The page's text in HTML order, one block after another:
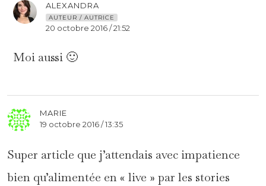
ALEXANDRA
AUTEUR / AUTRICE
20 octobre 2016 / 21:52
Moi aussi 🙂
MARIE
19 octobre 2016 / 13:35
Super article que j’attendais avec impatience
bien qu’alimentée en « live » par les stories